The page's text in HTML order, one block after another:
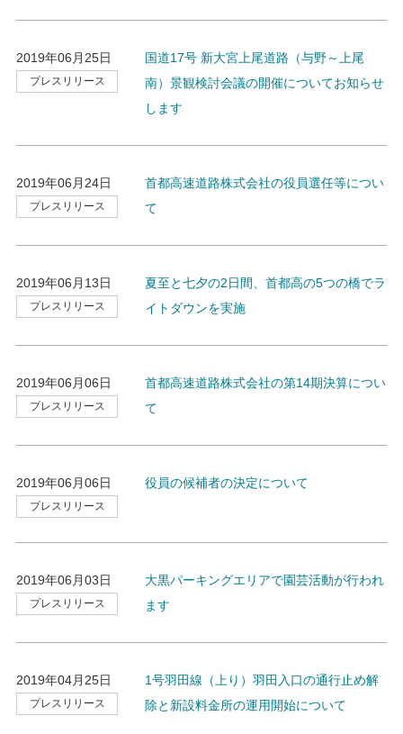
2019年06月25日
プレスリリース
国道17号 新大宮上尾道路（与野～上尾
南）景観検討会議の開催についてお知らせ
します
2019年06月24日
プレスリリース
首都高速道路株式会社の役員選任等につい
て
2019年06月13日
プレスリリース
夏至と七夕の2日間、首都高の5つの橋でラ
イトダウンを実施
2019年06月06日
プレスリリース
首都高速道路株式会社の第14期決算につい
て
2019年06月06日
プレスリリース
役員の候補者の決定について
2019年06月03日
プレスリリース
大黒パーキングエリアで園芸活動が行われ
ます
2019年04月25日
プレスリリース
1号羽田線（上り）羽田入口の通行止め解
除と新設料金所の運用開始について